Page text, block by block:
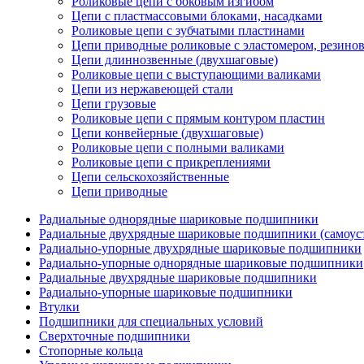
Цепи с пластмассовыми блоками, насадками
Роликовые цепи с зубчатыми пластинами
Цепи приводные роликовые с эластомером,
Цепи длиннозвенные (двухшаговые)
Роликовые цепи с выступающими валиками
Цепи из нержавеющей стали
Цепи грузовые
Роликовые цепи с прямым контуром пластин
Цепи конвейерные (двухшаговые)
Роликовые цепи с полными валиками
Роликовые цепи с прикреплениями
Цепи сельскохозяйственные
Цепи приводные
Радиальные однорядные шариковые подшипники
Радиальные двухрядные шариковые подшипники
Радиально-упорные двухрядные шариковые подшипники
Радиально-упорные однорядные шариковые подшипники
Радиальные двухрядные шариковые подшипники
Радиально-упорные шариковые подшипники
Втулки
Подшипники для специальных условий
Сверхточные подшипники
Стопорные кольца